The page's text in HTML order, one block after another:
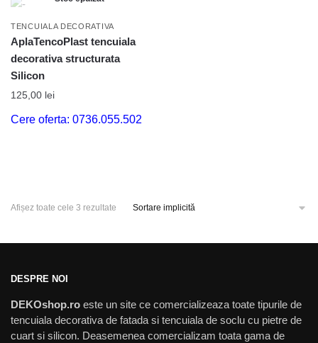
TENCUIALA DECORATIVA
AplaTencoPlast tencuiala
decorativa structurata
Silicon
125,00 lei
Cere oferta: 0736.055.502
Afișez toate cele 3 rezultate
DESPRE NOI
DEKOshop.ro este un site ce comercializeaza toate tipurile de
tencuiala decorativa de fatada si tencuiala de soclu cu pietre de
cuart si silicon. Deasemenea comercializam toata gama de